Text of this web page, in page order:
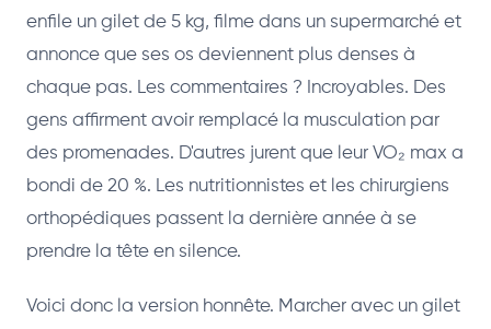
enfile un gilet de 5 kg, filme dans un supermarché et
annonce que ses os deviennent plus denses à
chaque pas. Les commentaires ? Incroyables. Des
gens affirment avoir remplacé la musculation par
des promenades. D'autres jurent que leur VO₂ max a
bondi de 20 %. Les nutritionnistes et les chirurgiens
orthopédiques passent la dernière année à se
prendre la tête en silence.
Voici donc la version honnête. Marcher avec un gilet